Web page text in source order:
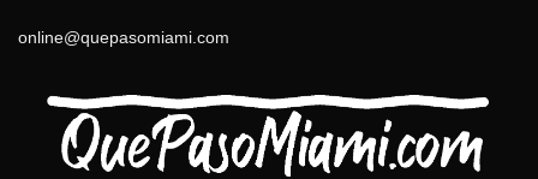
online@quepasomiami.com